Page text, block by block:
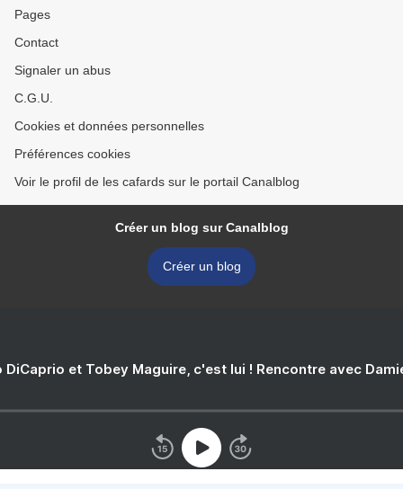
Pages
Contact
Signaler un abus
C.G.U.
Cookies et données personnelles
Préférences cookies
Voir le profil de les cafards sur le portail Canalblog
Créer un blog sur Canalblog
Créer un blog
DiCaprio et Tobey Maguire, c'est lui ! Rencontre avec